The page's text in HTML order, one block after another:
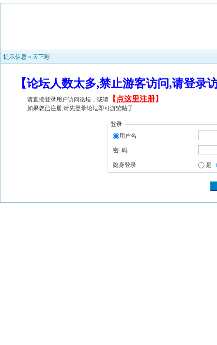
提示信息 » 天下彩
【论坛人数太多,禁止游客访问,请登
请直接登录用户访问论坛，或请 【 点这里注册】
如果您已注册,请先登录论坛即可游览帖子
登录
用户名
密 码
隐身登录 是